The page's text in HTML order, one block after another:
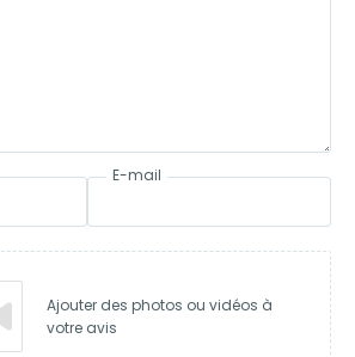
E-mail
Ajouter des photos ou vidéos à
votre avis